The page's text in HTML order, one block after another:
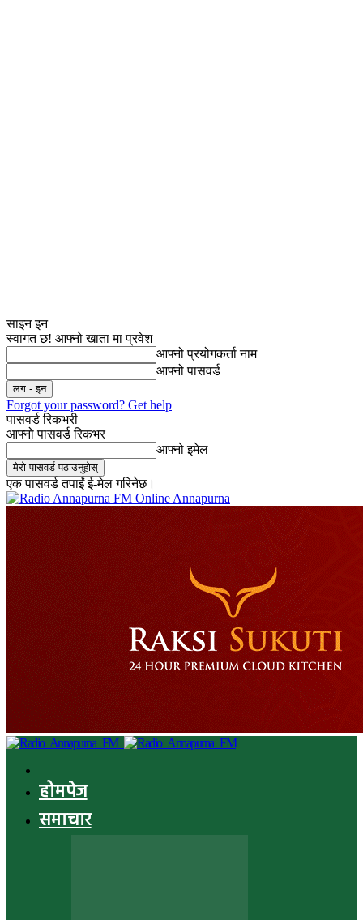
साइन इन
स्वागत छ! आफ्नो खाता मा प्रवेश
आफ्नो प्रयोगकर्ता नाम
आफ्नो पासवर्ड
Forgot your password? Get help
पासवर्ड रिकभरी
आफ्नो पासवर्ड रिकभर
आफ्नो इमेल
एक पासवर्ड तपाईं ई-मेल गरिनेछ।
Online Annapurna
होमपेज
समाचार